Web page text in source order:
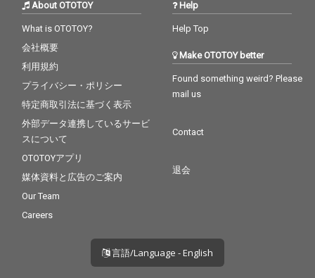
About OTOTOY
What is OTOTOY?
会社概要
利用規約
プライバシー・ポリシー
特定商取引法に基づく表示
外部データ連携しているサービ
スについて
OTOTOYアプリ
媒体資料と広告のご案内
Our Team
Careers
Help
Help Top
Make OTOTOY better
Found something weird? Please
mail us
Contact
退会
言語/Language - English